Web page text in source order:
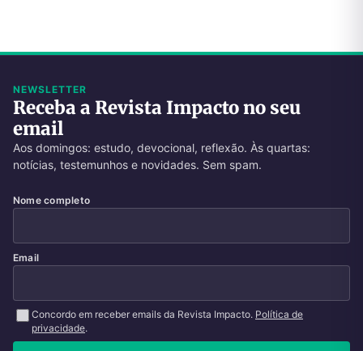
NEWSLETTER
Receba a Revista Impacto no seu
email
Aos domingos: estudo, devocional, reflexão. Às quartas:
notícias, testemunhos e novidades. Sem spam.
Nome completo
Email
Concordo em receber emails da Revista Impacto. Política de
privacidade.